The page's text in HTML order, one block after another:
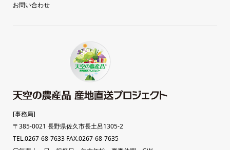
お問い合わせ
[事務局]
〒385-0021 長野県佐久市長土呂1305-2
TEL.0267-68-7633 FAX.0267-68-7635